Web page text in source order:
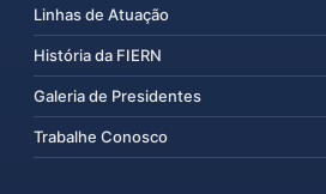
Linhas de Atuação
História da FIERN
Galeria de Presidentes
Trabalhe Conosco